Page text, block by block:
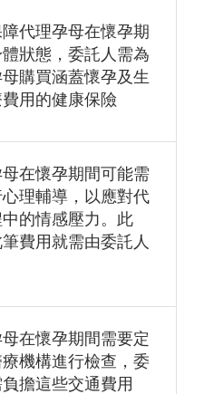
代理孕母在懷孕期
體狀態，委託人需為
購買涵蓋懷孕及生
用的健康保險
在懷孕期間可能需
理輔導，以應對代
的情感壓力。此
費用就需由委託人
在懷孕期間需要定
機構進行檢查，委
擔這些交通費用